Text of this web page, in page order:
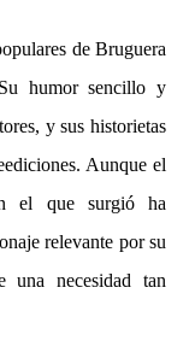
de Bruguera
humor sencillo y
y sus historietas
Aunque el
el que surgió ha
relevante por su
una necesidad tan